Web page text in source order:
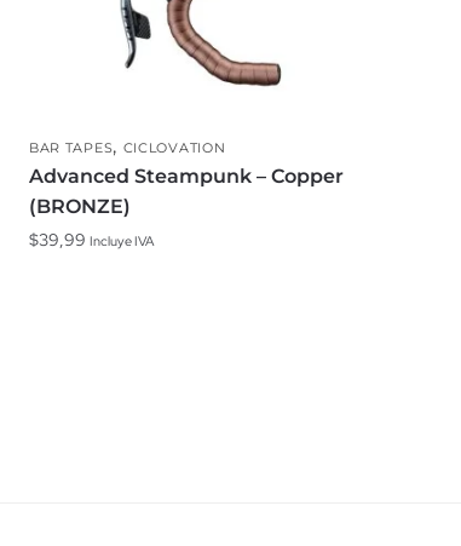
BAR TAPES, CICLOVATION
Advanced Steampunk – Copper
(BRONZE)
$39,99 Incluye IVA